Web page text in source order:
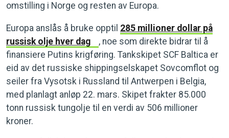
omstilling i Norge og resten av Europa.
Europa anslås å bruke opptil 285 millioner dollar på
russisk olje hver dag
, noe som direkte bidrar til å
finansiere Putins krigføring. Tankskipet SCF Baltica er
eid av det russiske shippingselskapet Sovcomflot og
seiler fra Vysotsk i Russland til Antwerpen i Belgia,
med planlagt anløp 22. mars. Skipet frakter 85.000
tonn russisk tungolje til en verdi av 506 millioner
kroner.